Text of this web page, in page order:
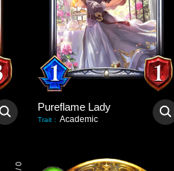
Pureflame Lady
Trait : Academic
0
/